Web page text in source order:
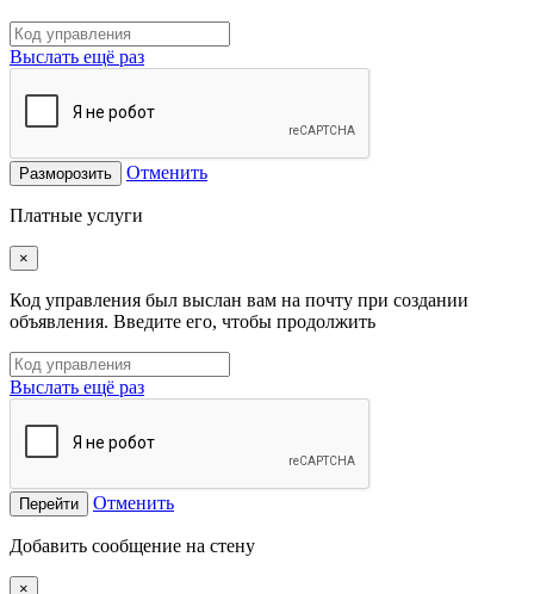
Выслать ещё раз
Разморозить Отменить
Платные услуги
×
Код управления был выслан вам на почту при создании
объявления. Введите его, чтобы продолжить
Выслать ещё раз
Перейти Отменить
Добавить сообщение на стену
×